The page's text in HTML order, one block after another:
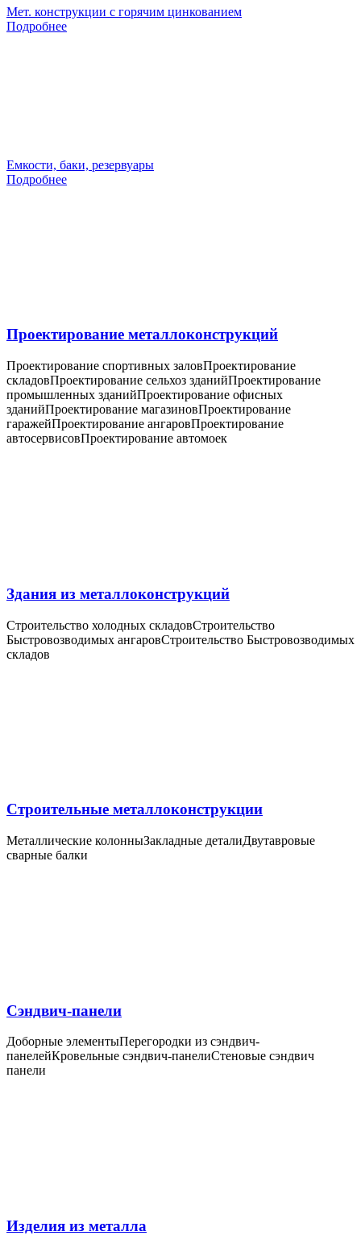
Мет. конструкции с горячим цинкованием
Подробнее
Емкости, баки, резервуары
Подробнее
Проектирование металлоконструкций
Проектирование спортивных заловПроектирование
складовПроектирование сельхоз зданийПроектирование
промышленных зданийПроектирование офисных
зданийПроектирование магазиновПроектирование
гаражейПроектирование ангаровПроектирование
автосервисовПроектирование автомоек
Здания из металлоконструкций
Строительство холодных складовСтроительство
Быстровозводимых ангаровСтроительство Быстровозводимых
складов
Строительные металлоконструкции
Металлические колонныЗакладные деталиДвутавровые
сварные балки
Сэндвич-панели
Доборные элементыПерегородки из сэндвич-
панелейКровельные сэндвич-панелиСтеновые сэндвич
панели
Изделия из металла